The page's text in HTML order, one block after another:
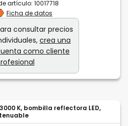
artículo: 10017718
Ficha de datos
consultar precios
crea una
como cliente
K, bombilla reflectora LED,